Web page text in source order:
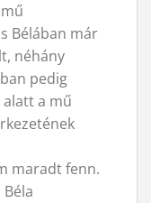
Bélában már
néhány
pedig
alatt a mű
maradt fenn.